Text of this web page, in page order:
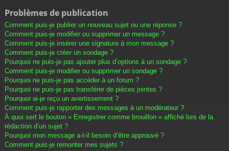
Problèmes de publication
Comment puis-je publier un nouveau sujet ou une réponse ?
Comment puis-je modifier ou supprimer un message ?
Comment puis-je insérer une signature à mon message ?
Comment puis-je créer un sondage ?
Pourquoi ne puis-je pas ajouter plus d’options à un sondage ?
Comment puis-je modifier ou supprimer un sondage ?
Pourquoi ne puis-je pas accéder à un forum ?
Pourquoi ne puis-je pas transférer de pièces jointes ?
Pourquoi ai-je reçu un avertissement ?
Comment puis-je rapporter des messages à un modérateur ?
À quoi sert le bouton « Enregistrer comme brouillon » affiché lors de la
rédaction d’un sujet ?
Pourquoi mon message a-t-il besoin d’être approuvé ?
Comment puis-je remonter mes sujets ?